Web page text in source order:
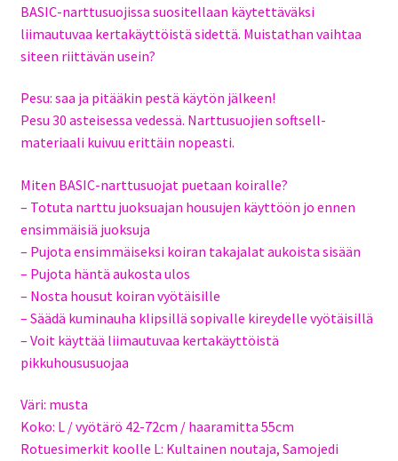
BASIC-narttusuojissa suositellaan käytettäväksi
liimautuvaa kertakäyttöistä sidettä. Muistathan vaihtaa
siteen riittävän usein?
Pesu: saa ja pitääkin pestä käytön jälkeen!
Pesu 30 asteisessa vedessä. Narttusuojien softsell-
materiaali kuivuu erittäin nopeasti.
Miten BASIC-narttusuojat puetaan koiralle?
– Totuta narttu juoksuajan housujen käyttöön jo ennen
ensimmäisiä juoksuja
– Pujota ensimmäiseksi koiran takajalat aukoista sisään
– Pujota häntä aukosta ulos
– Nosta housut koiran vyötäisille
– Säädä kuminauha klipsillä sopivalle kireydelle vyötäisillä
– Voit käyttää liimautuvaa kertakäyttöistä
pikkuhoususuojaa
Väri: musta
Koko: L / vyötärö 42-72cm / haaramitta 55cm
Rotuesimerkit koolle L: Kultainen noutaja, Samojedi